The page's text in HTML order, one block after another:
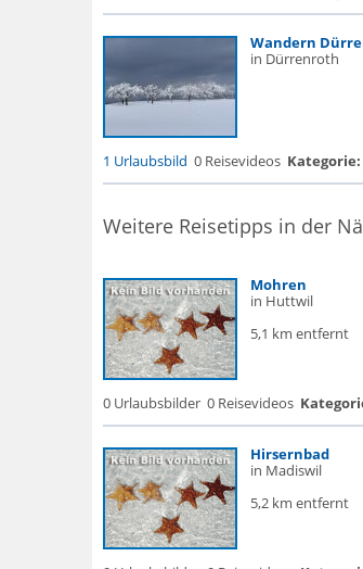
Wandern
in Dürrenroth
1 Urlaubsbild 0 Reisevideos Kategorie:
Weitere Reisetipps in der
Mohren
in Huttwil
5,1 km entfernt
0 Urlaubsbilder 0 Reisevideos
Hirsernbad
in Madiswil
5,2 km entfernt